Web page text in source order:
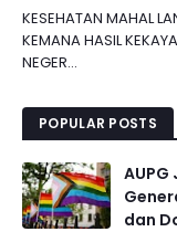
KESEHATAN MAHAL
KEMANA HASIL
NEGER...
POPULAR POSTS
dan